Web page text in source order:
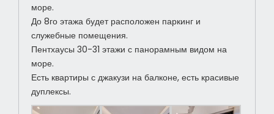
море.
До 8го этажа будет расположен паркинг и
служебные помещения.
Пентхаусы 30-31 этажи с панорамным видом на
море.
Есть квартиры с джакузи на балконе, есть красивые
дуплексы.